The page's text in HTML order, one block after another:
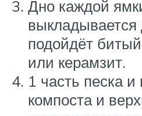
Дно каждой
подойдёт
или керамзит.
1 часть песка и
компоста и